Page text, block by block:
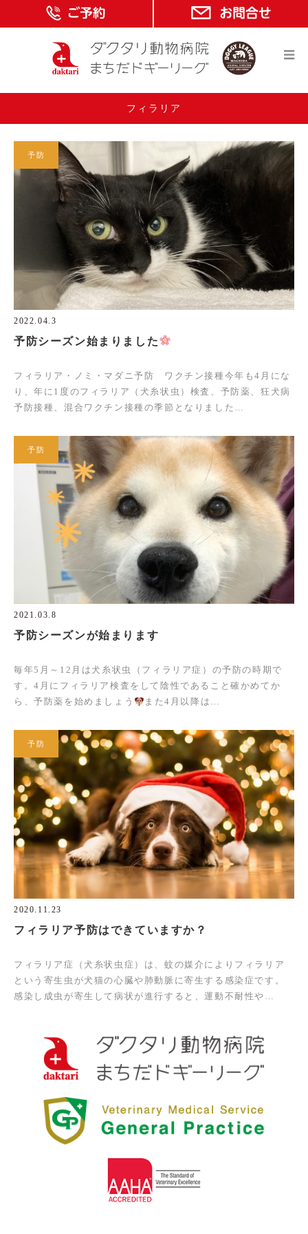
フィラリア
予防
2022.04.3
予防シーズン始まりました
フィラリア・ノミ・マダニ予防 ワクチン接種今年も4月にな
り、年に1度のフィラリア（犬糸状虫）検査、予防薬、狂犬病
予防接種、混合ワクチン接種の季節となりました…
予防
2021.03.8
予防シーズンが始まります
毎年5月～12月は犬糸状虫（フィラリア症）の予防の時期で
す。4月にフィラリア検査をして陰性であること確かめてか
ら、予防薬を始めましょう
また4月以降は…
予防
2020.11.23
フィラリア予防はできていますか？
フィラリア症（犬糸状虫症）は、蚊の媒介によりフィラリア
という寄生虫が犬猫の心臓や肺動脈に寄生する感染症です。
感染し成虫が寄生して病状が進行すると、運動不耐性や…